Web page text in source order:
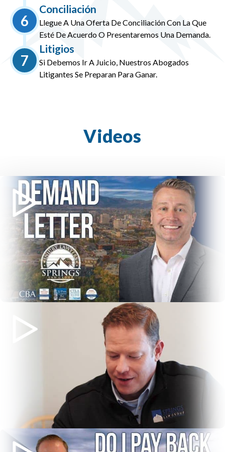
6
Conciliación
Llegue A Una Oferta De Conciliación Con La Que
Esté De Acuerdo O Presentaremos Una Demanda.
7
Litigios
Si Debemos Ir A Juicio, Nuestros Abogados
Litigantes Se Preparan Para Ganar.
Videos